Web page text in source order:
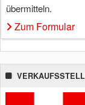
übermitteln.
Zum Formular